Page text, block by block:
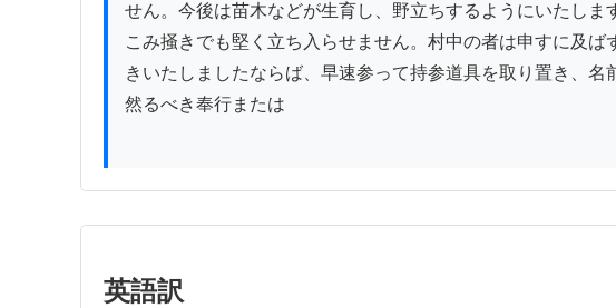
せん。今後は苗木などが生育し、野立ちするようにいたし
こみ掻きでも堅く立ち入らせません。村中の者は申すに及
きいたしましたならば、早速参って持参道具を取り置き、
然るべき奉行または
英語訳